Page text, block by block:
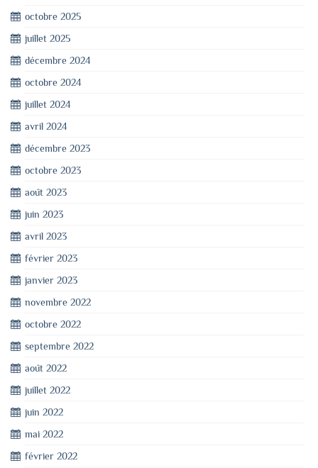
octobre 2025
juillet 2025
décembre 2024
octobre 2024
juillet 2024
avril 2024
décembre 2023
octobre 2023
août 2023
juin 2023
avril 2023
février 2023
janvier 2023
novembre 2022
octobre 2022
septembre 2022
août 2022
juillet 2022
juin 2022
mai 2022
février 2022